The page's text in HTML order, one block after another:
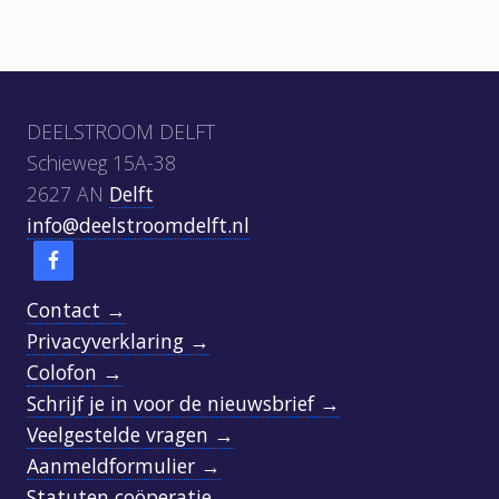
DEELSTROOM DELFT
Schieweg 15A-38
2627 AN Delft
info@deelstroomdelft.nl
Contact →
Privacyverklaring →
Colofon →
Schrijf je in voor de nieuwsbrief →
Veelgestelde vragen →
Aanmeldformulier →